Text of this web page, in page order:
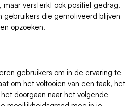
maar versterkt ook positief gedrag.
gebruikers die gemotiveerd blijven
opzoeken.
gebruikers om in de ervaring te
om het voltooien van een taak, het
doorgaan naar het volgende